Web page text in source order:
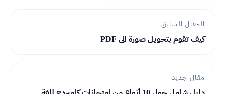
المقال السابق
كيف تقوم بتحويل صورة الى PDF
مقال جديد